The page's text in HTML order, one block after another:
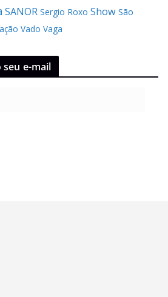
SANOR Sergio Roxo Show São
Vado Vaga
seu e-mail